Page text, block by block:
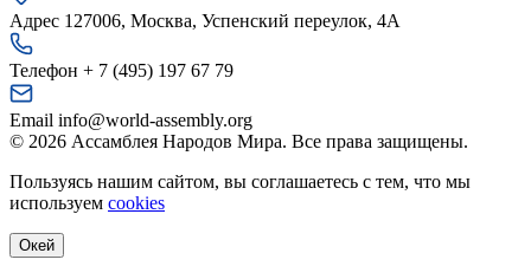
Адрес 127006, Москва, Успенский переулок, 4А
Телефон + 7 (495) 197 67 79
Email info@world-assembly.org
© 2026 Ассамблея Народов Мира. Все права защищены.
Пользуясь нашим сайтом, вы соглашаетесь с тем, что мы
используем cookies
Окей